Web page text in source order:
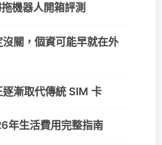
機器人開箱評測
關，個資可能早就在外
漸取代傳統 SIM 卡
年生活費用完整指南